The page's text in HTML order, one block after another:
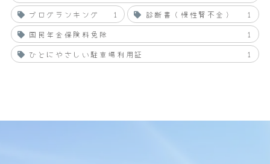
ブログランキング
1 診断書（慢性腎不全）
1
国民年金保険料免除
1
ひとにやさしい駐車場利用証
1